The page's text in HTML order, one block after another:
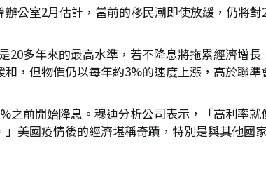
公室2月估計，當前的移民潮即使放緩，仍將對
多年來的最高水準，若不降息將拖累經濟增長
，但物價仍以每年約3%的速度上漲，高於聯
前開始降息。穆迪分析公司表示，「高利率就
美國疫情後的經濟堪稱奇蹟，特別是與其他國